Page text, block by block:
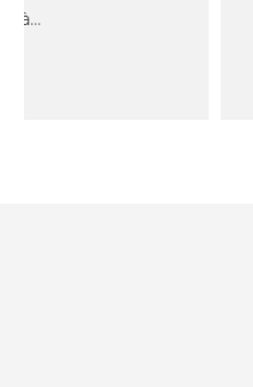
Caissier/Caissière –